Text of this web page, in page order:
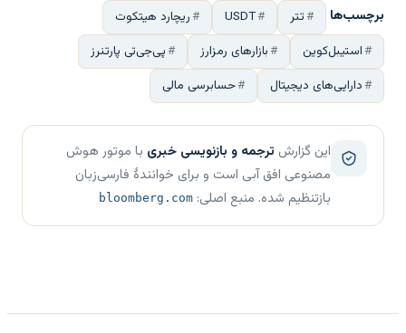
برچسب‌ها تتر USDT
ریچارد هیتکوت
استیبل‌کوین
بازارهای رمزارز
پی‌جی‌تی پارتنرز
دارایی‌های دیجیتال
حسابرسی مالی
این گزارش ترجمه و بازنویسی خبری با موتور هوش
مصنوعی افق آبی است و برای خوانندهٔ فارسی‌زبان
بازتنظیم شده. منبع اصلی: bloomberg.com